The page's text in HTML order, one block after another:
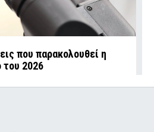
που παρακολουθεί η
του 2026